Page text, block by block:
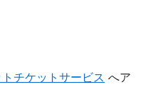
チケットサービス へア